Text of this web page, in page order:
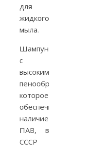
для
жидкого
мыла.
Шампуни
с
высоким
пенообразованием,
которое
обеспечивало
наличие
ПАВ, в
СССР